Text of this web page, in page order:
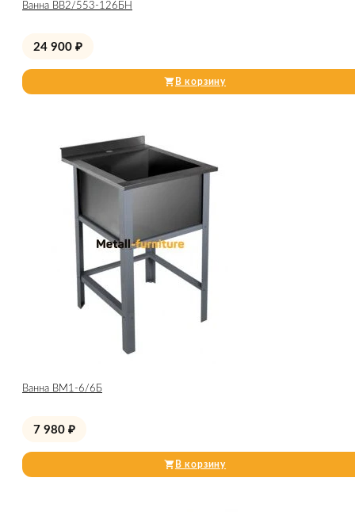
Ванна ВВ2/553-126БН
24 900 ₽
В корзину
Ванна ВМ1-6/6Б
7 980 ₽
В корзину